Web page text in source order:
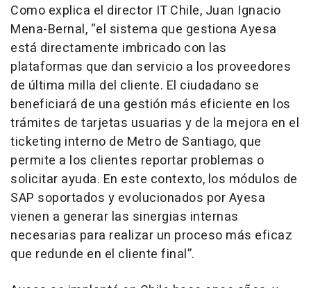
Como explica el director IT Chile, Juan Ignacio
Mena-Bernal, “el sistema que gestiona Ayesa
está directamente imbricado con las
plataformas que dan servicio a los proveedores
de última milla del cliente. El ciudadano se
beneficiará de una gestión más eficiente en los
trámites de tarjetas usuarias y de la mejora en el
ticketing interno de Metro de Santiago, que
permite a los clientes reportar problemas o
solicitar ayuda. En este contexto, los módulos de
SAP soportados y evolucionados por Ayesa
vienen a generar las sinergias internas
necesarias para realizar un proceso más eficaz
que redunde en el cliente final”.